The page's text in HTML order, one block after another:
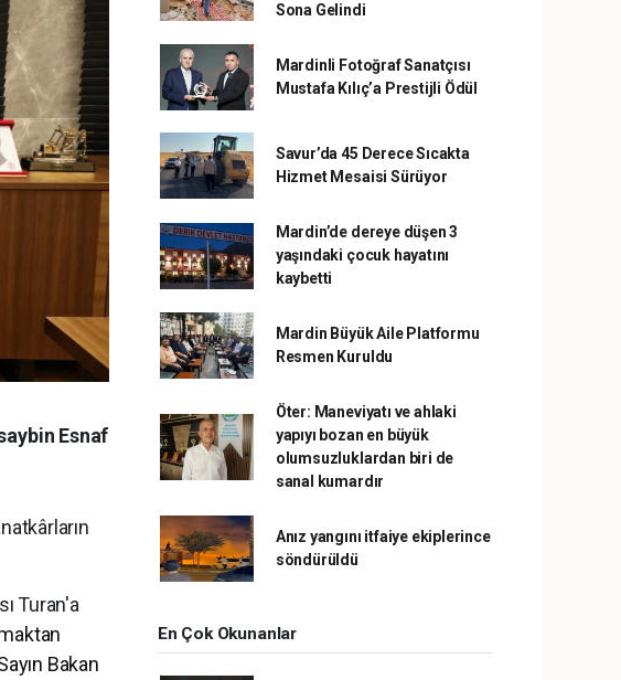
Esnaf
Turan'a
Bakan
Sona Gelindi
Mardinli Fotoğraf Sanatçısı
Mustafa Kılıç’a Prestijli Ödül
Savur’da 45 Derece Sıcakta
Hizmet Mesaisi Sürüyor
Mardin’de dereye düşen 3
yaşındaki çocuk hayatını
kaybetti
Mardin Büyük Aile Platformu
Resmen Kuruldu
Öter: Maneviyatı ve ahlaki
yapıyı bozan en büyük
olumsuzluklardan biri de
sanal kumardır
Anız yangını itfaiye ekiplerince
söndürüldü
En Çok Okunanlar